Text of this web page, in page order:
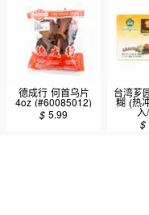
德成行 何首乌片
4oz (#60085012)
$5.99
台湾芗
糊 (热
入
$